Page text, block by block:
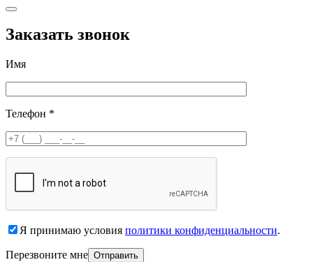
Заказать звонок
Имя
Телефон *
Я принимаю условия политики конфиденциальности.
Перезвоните мне